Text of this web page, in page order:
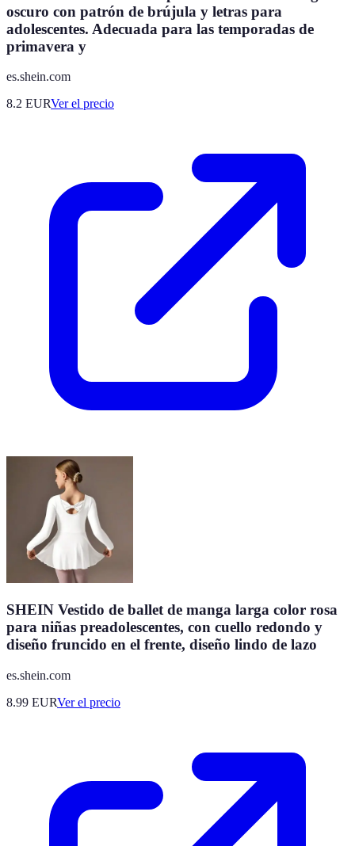
oscuro con patrón de brújula y letras para
adolescentes. Adecuada para las temporadas de
primavera y
es.shein.com
8.2 EURVer el precio
SHEIN Vestido de ballet de manga larga color rosa
para niñas preadolescentes, con cuello redondo y
diseño fruncido en el frente, diseño lindo de lazo
es.shein.com
8.99 EURVer el precio